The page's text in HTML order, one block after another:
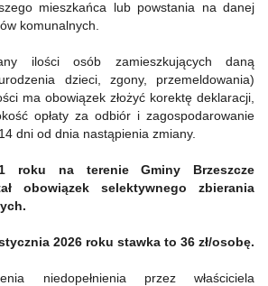
mieszkańca lub powstania na danej
komunalnych.
ilości osób zamieszkujących daną
dzieci, zgony, przemeldowania)
ma obowiązek złożyć korektę deklaracji,
opłaty za odbiór i zagospodarowanie
dni od dnia nastąpienia zmiany.
roku na terenie Gminy Brzeszcze
obowiązek selektywnego zbierania
2026 roku stawka to 36 zł/osobę.
niedopełnienia przez właściciela